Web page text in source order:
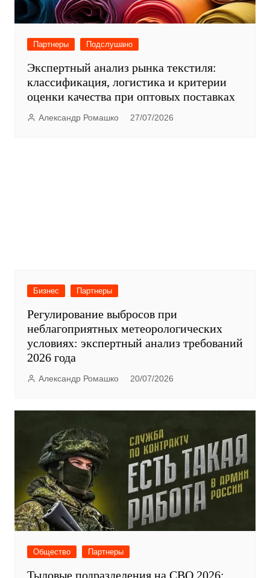
Партнеры Подслушано
Экспертный анализ рынка текстиля:
классификация, логистика и критерии
оценки качества при оптовых поставках
Александр Ромашко 27/07/2026
Регулирование выбросов при
неблагоприятных метеорологических
условиях: экспертный анализ требований
2026 года
Александр Ромашко 20/07/2026
Общество Партнеры
Тыловые подразделения на СВО 2026:
вакансии по контракту, зарплаты и
условия службы